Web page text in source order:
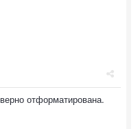
отформатирована.